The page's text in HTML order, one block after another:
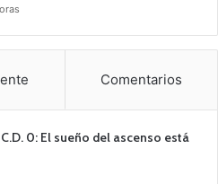
Comentarios
0: El sueño del ascenso está